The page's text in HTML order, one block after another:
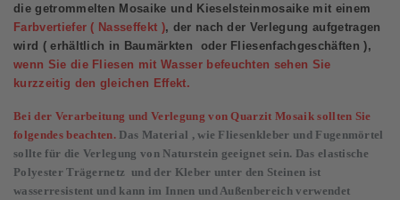
die getrommelten Mosaike und Kieselsteinmosaike mit einem
Farbvertiefer ( Nasseffekt ), der nach der Verlegung aufgetragen
wird ( erhältlich in Baumärkten oder Fliesenfachgeschäften ),
wenn Sie die Fliesen mit Wasser befeuchten sehen Sie
kurzzeitig den gleichen Effekt.
Bei der Verarbeitung und Verlegung von Quarzit Mosaik sollten Sie
folgendes beachten. Das Material , wie Fliesenkleber und Fugenmörtel
sollte für die Verlegung von Naturstein geeignet sein. Das elastische
Polyester Trägernetz und der Kleber unter den Steinen ist
wasserresistent und kann im Innen und Außenbereich verwendet